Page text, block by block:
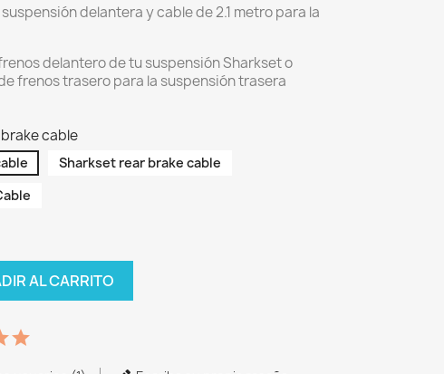
delantera y cable de 2.1 metro para la
delantero de tu suspensión Sharkset o
frenos trasero para la suspensión trasera
cable
Sharkset rear brake cable
AL CARRITO